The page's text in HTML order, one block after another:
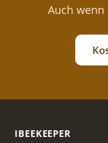
Auch wenn
IBEEKEEPER